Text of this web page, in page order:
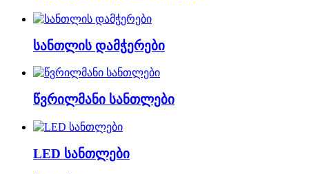
სანთლის დამჭერები
წვრილმანი სანთლები
LED სანთლები